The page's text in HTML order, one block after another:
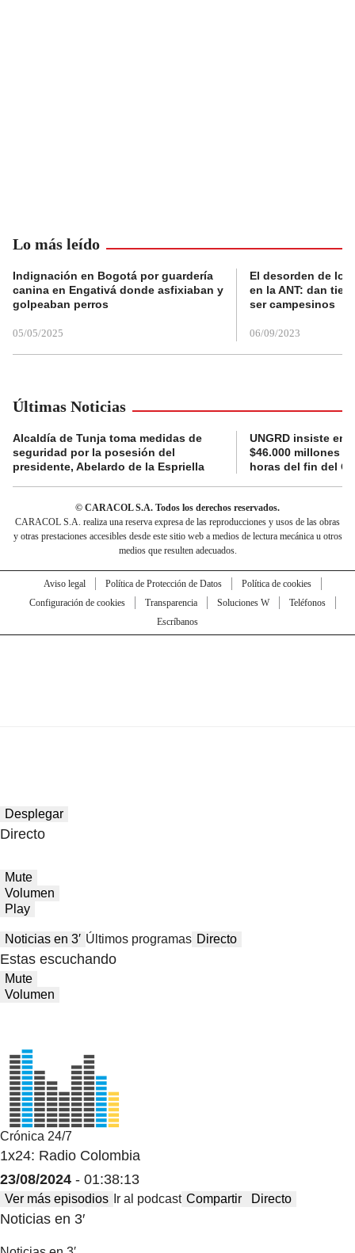
Lo más leído
Indignación en Bogotá por guardería
canina en Engativá donde asfixiaban y
golpeaban perros
05/05/2025
El desorden de
en la ANT: dan
ser campesinos
06/09/2023
Últimas Noticias
Alcaldía de Tunja toma medidas de
seguridad por la posesión del
presidente, Abelardo de la Espriella
UNGRD insiste en
$46.000 millones
horas del fin del
© CARACOL S.A. Todos los derechos reservados.
CARACOL S.A. realiza una reserva expresa de las reproducciones y usos de las obras
y otras prestaciones accesibles desde este sitio web a medios de lectura mecánica u otros
medios que resulten adecuados.
Aviso legal Política de Protección de Datos
Política de cookies
Configuración de cookies
Transparencia Soluciones W
Teléfonos
Escríbanos
Desplegar
Directo
Mute
Volumen
Play
Noticias en 3′ Últimos programas Directo
Estas escuchando
Mute
Volumen
Crónica 24/7
1x24: Radio Colombia
23/08/2024 - 01:38:13
Ver más episodios Ir al podcast Compartir Directo
Noticias en 3′